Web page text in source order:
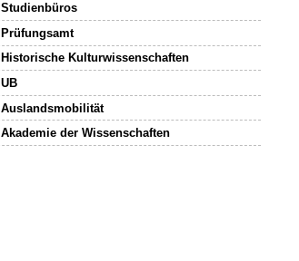
Studienbüros
Prüfungsamt
Historische Kulturwissenschaften
UB
Auslandsmobilität
Akademie der Wissenschaften